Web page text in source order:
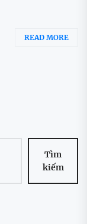
READ MORE
Tìm
kiếm